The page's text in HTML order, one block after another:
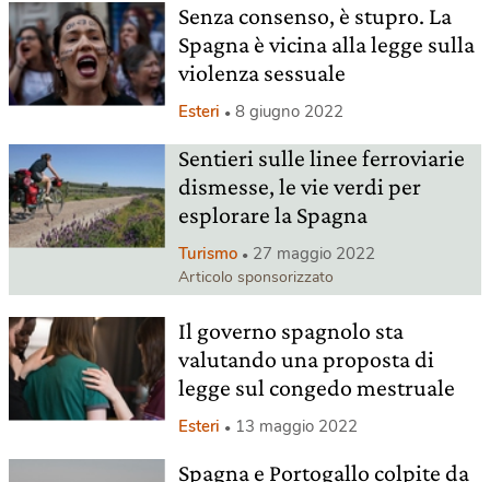
Senza consenso, è stupro. La
Spagna è vicina alla legge sulla
violenza sessuale
Esteri 8 giugno 2022
Sentieri sulle linee ferroviarie
dismesse, le vie verdi per
esplorare la Spagna
Turismo 27 maggio 2022
Articolo sponsorizzato
Il governo spagnolo sta
valutando una proposta di
legge sul congedo mestruale
Esteri 13 maggio 2022
Spagna e Portogallo colpite da